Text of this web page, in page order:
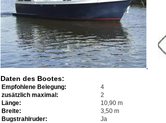
Daten des Bootes:
Empfohlene Belegung:
4
zusätzlich maximal:
2
Länge:
10,90 m
Breite:
3,50 m
Bugstrahlruder:
Ja